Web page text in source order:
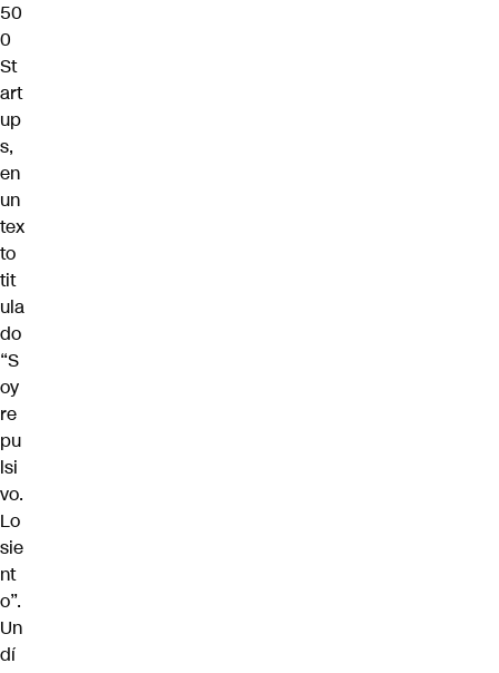
50
0
St
art
up
s,
en
un
tex
to
tit
ula
do
“S
oy
re
pu
lsi
vo.
Lo
sie
nt
o”.
Un
dí